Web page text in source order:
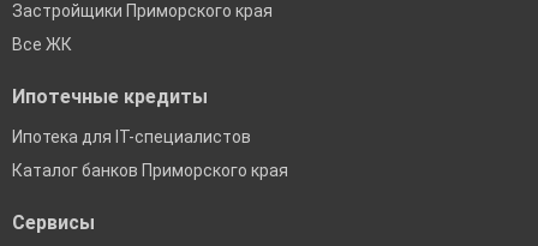
Застройщики Приморского края
Все ЖК
Ипотечные кредиты
Ипотека для IT-специалистов
Каталог банков Приморского края
Сервисы